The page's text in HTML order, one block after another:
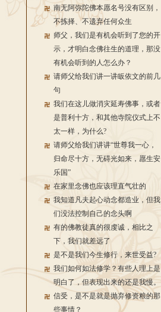
南无阿弥陀佛本愿名号没有区别，
不拣择、不遗弃任何众生
师父，我们是有机会听到了您的开
示，才明白念佛往生的道理，那没
有机会听到的人怎么办？
请师父给我们讲一讲皈依文的前几
句
我们在这儿做消灾延寿佛事，或者
是普利十方，和其他寺院仪式上不
太一样，为什么?
请师父给我们讲讲“世尊我一心，
归命尽十方，无碍光如来，愿生安
乐国”
在家里念佛也应该理直气壮的
我知道凡夫起心动念都造业，但我
们没法控制自己的念头啊
有的佛教徒真的很虔诚，相比之
下，我们就差远了
是不是我们今生修行，来世受益?
我们如何如法修学？有些人理上是
明白了，但表现出来的还是我慢。
信受，是不是就是抛弃修资粮的那
些事情？